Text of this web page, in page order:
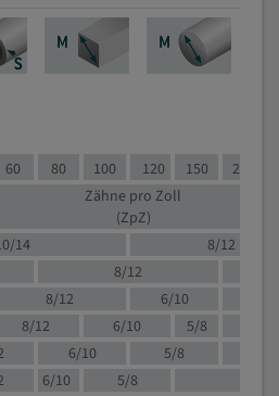
60 80 100 120 150 200
Zähne pro Zoll
(ZpZ)
14
8/12
8/12
8/12 6/10
8/12 6/10
5/8
6/10
5/8
6/10 5/8